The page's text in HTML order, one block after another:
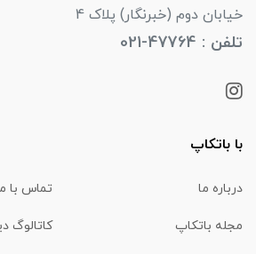
خیابان دوم (خبرنگار) پلاک 4
تلفن : 47764-021
با باتکاپ
درباره ما تماس با
مجله باتکاپ کاتالوگ